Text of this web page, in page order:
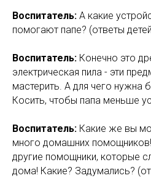
Воспитатель: А какие
помогают папе? (ответы
Воспитатель: Конечно это
электрическая пила - эти
мастерить. А для чего нужна
Косить, чтобы папа меньше
Воспитатель: Какие же вы
много домашних
другие помощники, которые
дома! Какие? Задумались?